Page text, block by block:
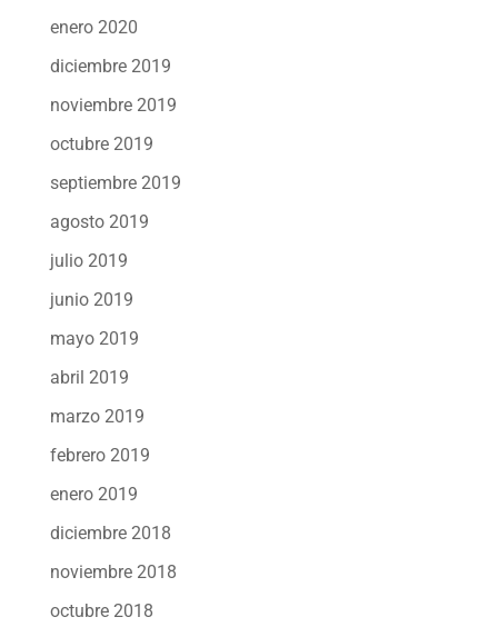
enero 2020
diciembre 2019
noviembre 2019
octubre 2019
septiembre 2019
agosto 2019
julio 2019
junio 2019
mayo 2019
abril 2019
marzo 2019
febrero 2019
enero 2019
diciembre 2018
noviembre 2018
octubre 2018